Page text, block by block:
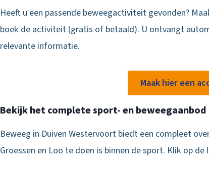
Heeft u een passende beweegactiviteit gevonden?
boek de activiteit (gratis of betaald). U ontvangt
relevante informatie.
Maak hier een
Bekijk het complete sport- en beweegaanbod
Beweeg in Duiven Westervoort biedt een compleet
Groessen en Loo te doen is binnen de sport. Klik op